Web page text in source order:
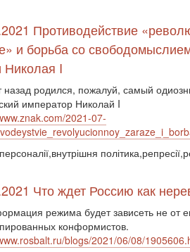
Противодействие
и борьба со
Николая I
назад родился, пожалуй, самый
император Николай I
2021-07-
Что ждет Россию как
режима будет зависеть не от
конформистов.
blogs/2021/06/08/